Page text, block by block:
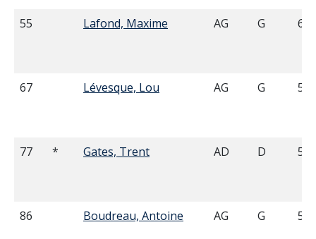
55 Lafond, Maxime AG G
67 Lévesque, Lou AG G
77 * Gates, Trent AD D
86 Boudreau, Antoine AG G